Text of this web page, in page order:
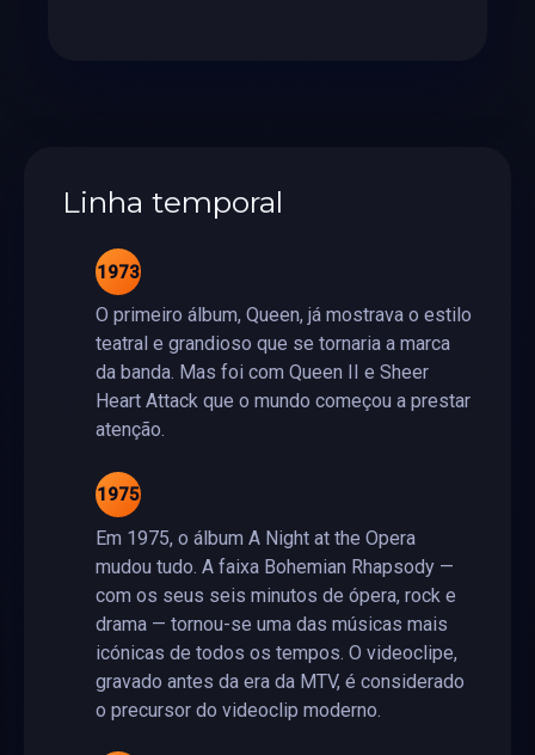
Linha temporal
1973
O primeiro álbum, Queen, já mostrava o estilo
teatral e grandioso que se tornaria a marca
da banda. Mas foi com Queen II e Sheer
Heart Attack que o mundo começou a prestar
atenção.
1975
Em 1975, o álbum A Night at the Opera
mudou tudo. A faixa Bohemian Rhapsody —
com os seus seis minutos de ópera, rock e
drama — tornou-se uma das músicas mais
icónicas de todos os tempos. O videoclipe,
gravado antes da era da MTV, é considerado
o precursor do videoclip moderno.